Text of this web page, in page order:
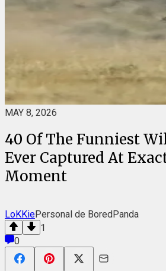
MAY 8, 2026
40 Of The Funniest
Ever Captured At
Moment
LoKKiePersonal de BoredPanda
1
0